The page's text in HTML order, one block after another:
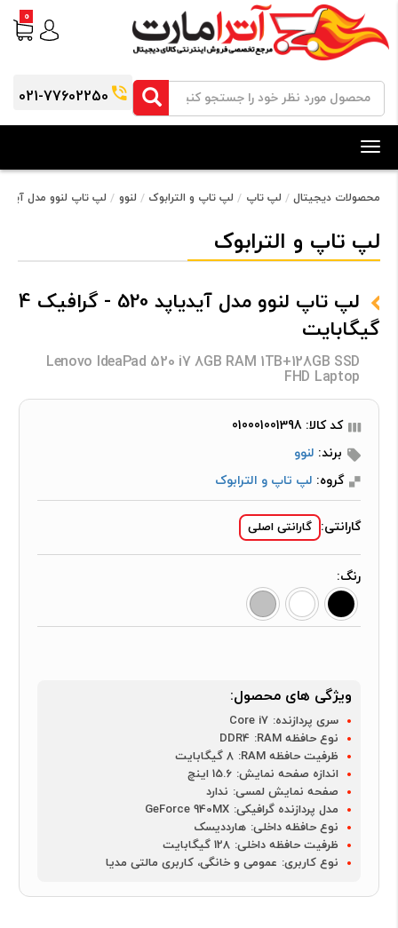
021-77602250
0
Toggle
navigation
محصولات دیجیتال لپ تاپ لپ تاپ و الترابوک لنوو لپ تاپ لنوو مدل آیدیاپد 520 - گرافیک 4
لپ تاپ و الترابوک
لپ تاپ لنوو مدل آیدیاپد 520 - گرافیک 4
گیگابایت
Lenovo IdeaPad 520 i7 8GB RAM 1TB+128GB SSD
FHD Laptop
کد کالا: 010001001398
برند: لنوو
گروه: لپ تاپ و الترابوک
گارانتی: گارانتی اصلی
رنگ:
ویژگی های محصول:
سری پردازنده: Core i7
نوع حافظه RAM:
DDR4
ظرفیت حافظه RAM:
8 گیگابایت
اندازه صفحه نمایش: 15.6 اینچ
صفحه نمایش لمسی: ندارد
مدل پردازنده گرافیکی: GeForce 940MX
نوع حافظه داخلی: هارددیسک
ظرفیت حافظه داخلی: 128 گیگابایت
نوع کاربری: عمومی و خانگی، کاربری مالتی مدیا